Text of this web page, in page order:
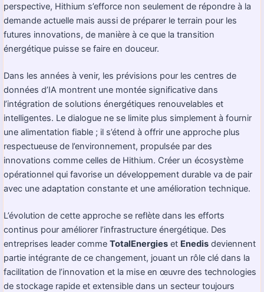
perspective, Hithium s’efforce non seulement de répondre à la
demande actuelle mais aussi de préparer le terrain pour les
futures innovations, de manière à ce que la transition
énergétique puisse se faire en douceur.
Dans les années à venir, les prévisions pour les centres de
données d’IA montrent une montée significative dans
l’intégration de solutions énergétiques renouvelables et
intelligentes. Le dialogue ne se limite plus simplement à fournir
une alimentation fiable ; il s’étend à offrir une approche plus
respectueuse de l’environnement, propulsée par des
innovations comme celles de Hithium. Créer un écosystème
opérationnel qui favorise un développement durable va de pair
avec une adaptation constante et une amélioration technique.
L’évolution de cette approche se reflète dans les efforts
continus pour améliorer l’infrastructure énergétique. Des
entreprises leader comme TotalEnergies et Enedis deviennent
partie intégrante de ce changement, jouant un rôle clé dans la
facilitation de l’innovation et la mise en œuvre des technologies
de stockage rapide et extensible dans un secteur toujours